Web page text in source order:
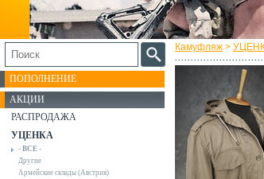
Камуфляж >
ПОПОЛНЕНИЕ
АКЦИИ
РАСПРОДАЖА
УЦЕНКА
- ВСЕ -
Другие
Армейские склады (Австрия)